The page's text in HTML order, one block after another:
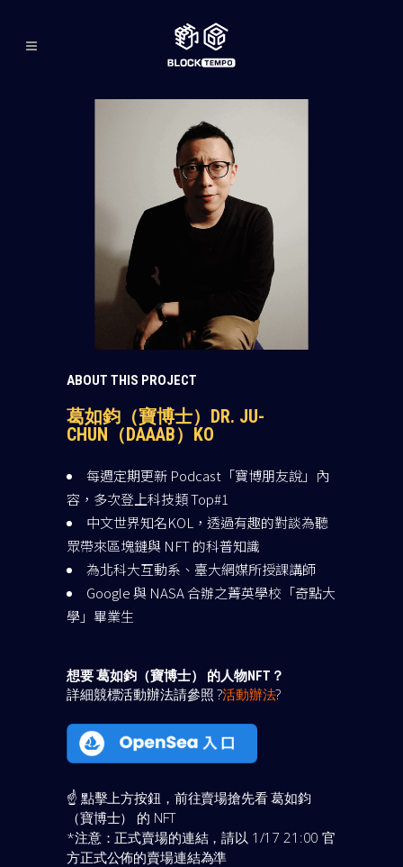
ABOUT THIS PROJECT
葛如鈞（寶博士）DR. JU-
CHUN（DAAAB）KO
每週定期更新 Podcast「寶博朋友說」內
容，多次登上科技類 Top#1
中文世界知名KOL，透過有趣的對談為聽
眾帶來區塊鏈與 NFT 的科普知識
為北科大互動系、臺大網媒所授課講師
Google 與 NASA 合辦之菁英學校「奇點大
學」畢業生
想要 葛如鈞（寶博士） 的人物NFT？
詳細競標活動辦法請參照 ?活動辦法?
☝️ 點擊上方按鈕，前往賣場搶先看 葛如鈞
（寶博士） 的 NFT
*注意：正式賣場的連結，請以 1/17 21:00 官
方正式公佈的賣場連結為準